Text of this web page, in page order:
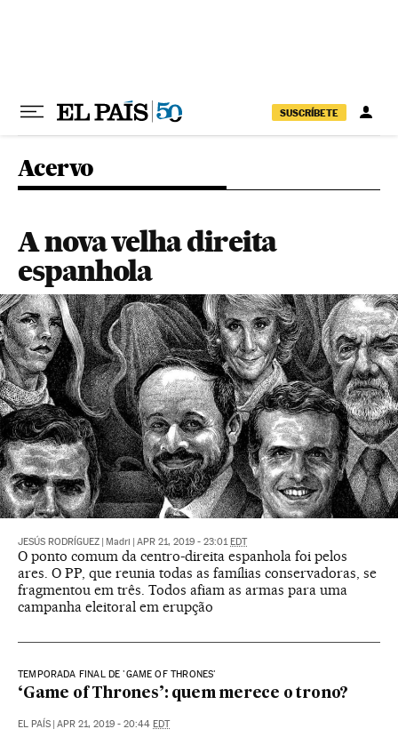
SUSCRÍBETE
Acervo
A nova velha direita
espanhola
JESÚS RODRÍGUEZ Madri APR 21, 2019 - 23:01 EDT
O ponto comum da centro-direita espanhola foi pelos
ares. O PP, que reunia todas as famílias conservadoras, se
fragmentou em três. Todos afiam as armas para uma
campanha eleitoral em erupção
TEMPORADA FINAL DE 'GAME OF THRONES'
‘Game of Thrones’: quem merece o trono?
EL PAÍS APR 21, 2019 - 20:44 EDT